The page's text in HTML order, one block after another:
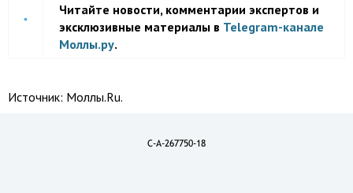
Читайте новости, комментарии экспертов и
эксклюзивные материалы в Telegram-канале
Моллы.ру.
Источник: Моллы.Ru.
C-A-267750-18